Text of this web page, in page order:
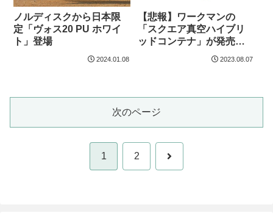
ノルディスクから日本限
定「ヴォス20 PU ホワイ
ト」登場
2024.01.08
【悲報】ワークマンの
「スクエア真空ハイブリ
ッドコンテナ」が発売中
2023.08.07
次のページ
1 2 次